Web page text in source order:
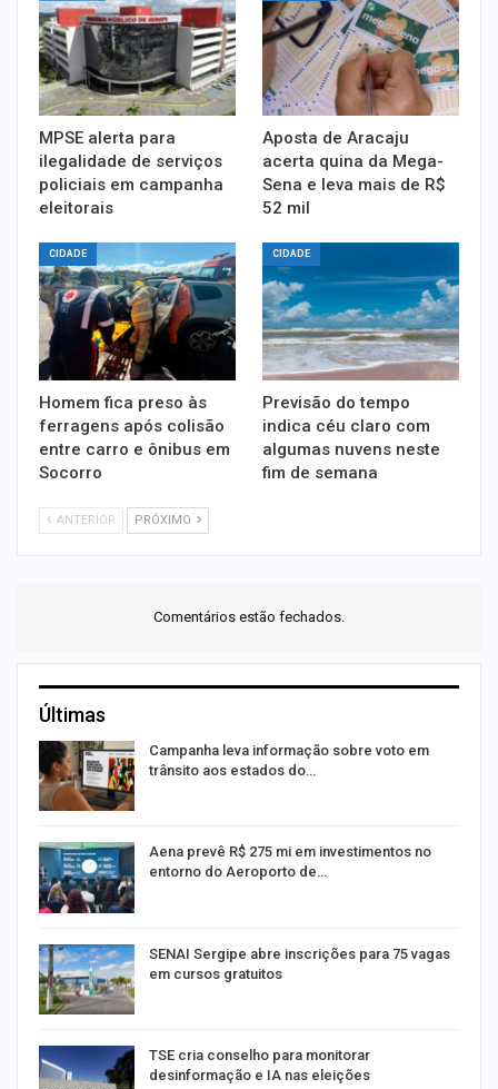
MPSE alerta para
ilegalidade de serviços
policiais em campanha
eleitorais
Aposta de Aracaju
acerta quina da Mega-
Sena e leva mais de R$
52 mil
CIDADE
Homem fica preso às
ferragens após colisão
entre carro e ônibus em
Socorro
CIDADE
Previsão do tempo
indica céu claro com
algumas nuvens neste
fim de semana
ANTERIOR PRÓXIMO
Comentários estão fechados.
Últimas
Campanha leva informação sobre voto em
trânsito aos estados do…
Aena prevê R$ 275 mi em investimentos no
entorno do Aeroporto de…
SENAI Sergipe abre inscrições para 75 vagas
em cursos gratuitos
TSE cria conselho para monitorar
desinformação e IA nas eleições